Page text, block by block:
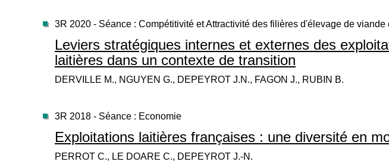
3R 2020 - Séance : Compétitivité et Attractivité des filières d'élevage de viande
Leviers stratégiques internes et externes des
laitières dans un contexte de transition
DERVILLE M., NGUYEN G., DEPEYROT J.N., FAGON J., RUBIN B.
3R 2018 - Séance : Economie
Exploitations laitières françaises : une diversité en
PERROT C., LE DOARE C., DEPEYROT J.-N.